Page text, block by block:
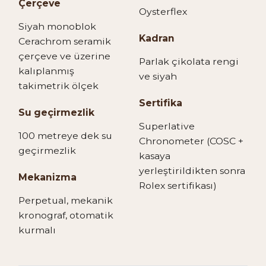
Çerçeve
Siyah monoblok
Cerachrom seramik
çerçeve ve üzerine
kalıplanmış
takimetrik ölçek
Su geçirmezlik
100 metreye dek su
geçirmezlik
Mekanizma
Perpetual, mekanik
kronograf, otomatik
kurmalı
Oysterflex
Kadran
Parlak çikolata rengi
ve siyah
Sertifika
Superlative
Chronometer (COSC +
kasaya
yerleştirildikten sonra
Rolex sertifikası)